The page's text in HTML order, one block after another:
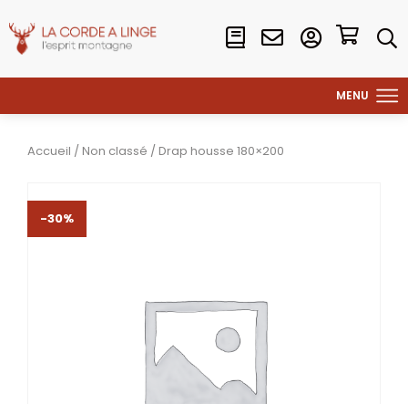
Accueil / Non classé / Drap housse 180×200
-30%
-30%